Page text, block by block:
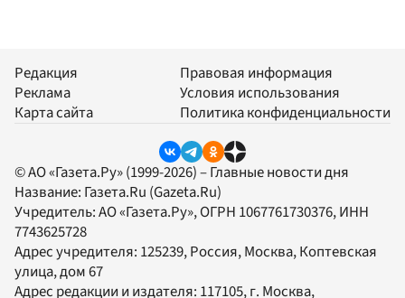
Редакция
Реклама
Карта сайта
Правовая информация
Условия использования
Политика конфиденциальности
© АО «Газета.Ру» (1999-2026) – Главные новости дня
Название: Газета.Ru (Gazeta.Ru)
Учредитель:АО «Газета.Ру», ОГРН 1067761730376, ИНН
7743625728
Адрес учредителя: 125239, Россия, Москва, Коптевская
улица, дом 67
Адрес редакции и издателя: 117105, г. Москва,